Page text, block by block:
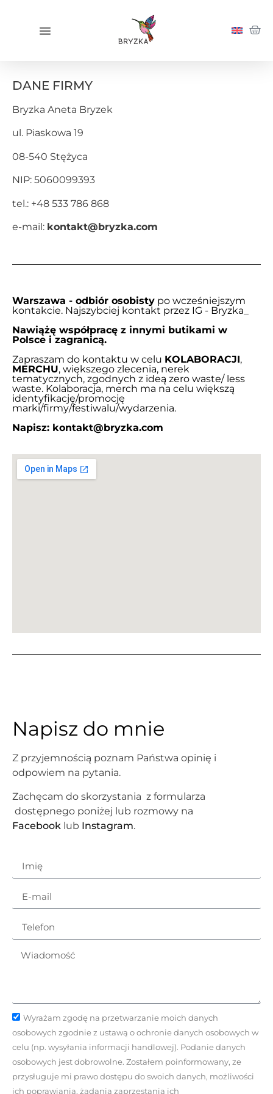
DANE FIRMY
Bryzka Aneta Bryzek
ul. Piaskowa 19
08-540 Stężyca
NIP: 5060099393
tel.: +48 533 786 868
e-mail: kontakt@bryzka.com
Warszawa - odbiór osobisty po wcześniejszym
kontakcie. Najszybciej kontakt przez IG - Bryzka_
Nawiążę współpracę z innymi butikami w
Polsce i zagranicą.
Zapraszam do kontaktu w celu KOLABORACJI,
MERCHU, większego zlecenia, nerek
tematycznych, zgodnych z ideą zero waste/ less
waste. Kolaboracja, merch ma na celu większą
identyfikację/promocję
marki/firmy/festiwalu/wydarzenia.
Napisz: kontakt@bryzka.com
Napisz do mnie
Z przyjemnością poznam Państwa opinię i
odpowiem na pytania.
Zachęcam do skorzystania z formularza
dostępnego poniżej lub rozmowy na
Facebook lub Instagram.
Wyrażam zgodę na przetwarzanie moich danych
osobowych zgodnie z ustawą o ochronie danych osobowych w
celu (np. wysyłania informacji handlowej). Podanie danych
osobowych jest dobrowolne. Zostałem poinformowany, ze
przysługuje mi prawo dostępu do swoich danych, możliwości
ich poprawiania, żądania zaprzestania ich